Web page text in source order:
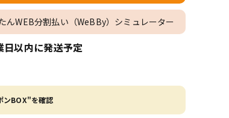
んWEB分割払い（WeBBy）シミュレーター
以内に発送予定
ンBOX"を確認